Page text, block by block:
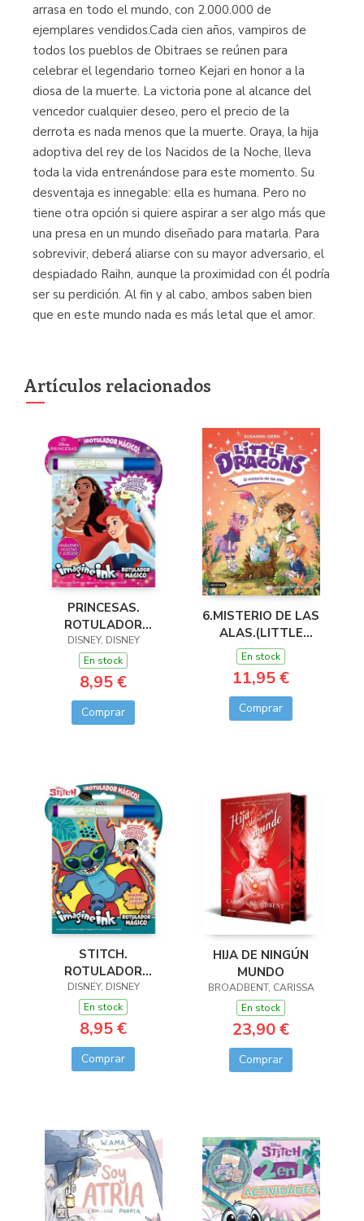
arrasa en todo el mundo, con 2.000.000 de
ejemplares vendidos.Cada cien años, vampiros de
todos los pueblos de Obitraes se reúnen para
celebrar el legendario torneo Kejari en honor a la
diosa de la muerte. La victoria pone al alcance del
vencedor cualquier deseo, pero el precio de la
derrota es nada menos que la muerte. Oraya, la hija
adoptiva del rey de los Nacidos de la Noche, lleva
toda la vida entrenándose para este momento. Su
desventaja es innegable: ella es humana. Pero no
tiene otra opción si quiere aspirar a ser algo más que
una presa en un mundo diseñado para matarla. Para
sobrevivir, deberá aliarse con su mayor adversario, el
despiadado Raihn, aunque la proximidad con él podría
ser su perdición. Al fin y al cabo, ambos saben bien
que en este mundo nada es más letal que el amor.
Artículos relacionados
PRINCESAS.
ROTULADOR
MÁGICO 3
DISNEY, DISNEY
En stock
8,95 €
Comprar
6.MISTERIO DE LAS
ALAS.(LITTLE
DRAGONS)
En stock
11,95 €
Comprar
STITCH.
ROTULADOR
MÁGICO
DISNEY, DISNEY
En stock
8,95 €
Comprar
HIJA DE NINGÚN
MUNDO
BROADBENT, CARISSA
En stock
23,90 €
Comprar